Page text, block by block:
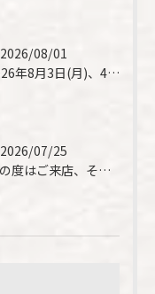
2026/08/01
2026年8月3日(月)、4日(火)は、臨時休業させて頂きま...
2026/07/25
この度はご来店、そして素敵なご紹介誠にありがとうございます✨...